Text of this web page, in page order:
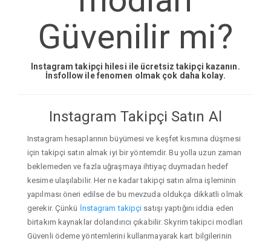
Güvenilir mi?
Instagram takipçi hilesi ile ücretsiz takipçi kazanın.
İnsfollow ile fenomen olmak çok daha kolay.
Instagram Takipçi Satın Al
Instagram hesaplarının büyümesi ve keşfet kısmına düşmesi
için takipçi satın almak iyi bir yöntemdir. Bu yolla uzun zaman
beklemeden ve fazla uğraşmaya ihtiyaç duymadan hedef
kesime ulaşılabilir. Her ne kadar takipçi satın alma işleminin
yapılması öneri edilse de bu mevzuda oldukça dikkatli olmak
gerekir. Çünkü İnstagram takipçi satışı yaptığını iddia eden
birtakım kaynaklar dolandırıcı çıkabilir. Skyrim takipci modlari
Güvenli ödeme yöntemlerini kullanmayarak kart bilgilerinin